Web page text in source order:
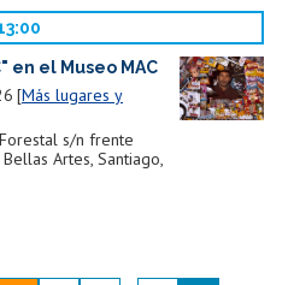
en el Museo MAC
Más lugares y
s/n frente
Artes, Santiago,